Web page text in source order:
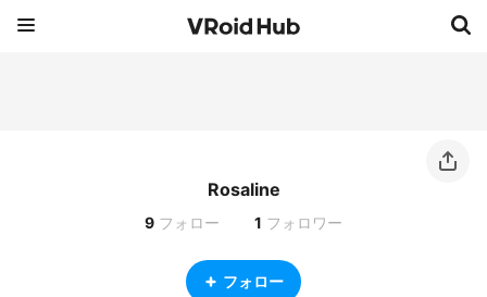
Rosaline
9 フォロー 1 フォロワー
フォロー